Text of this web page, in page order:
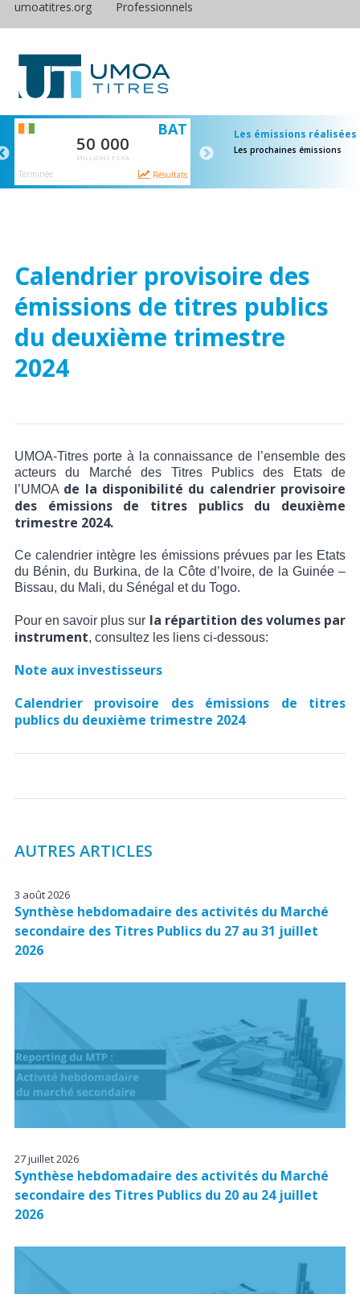
umoatitres.org Professionnels
BAT
50 000
MILLIONS F CFA
Terminée Résultats
65 000
Les émissions réalisées
Les prochaines émissions
Calendrier provisoire des
émissions de titres publics
du deuxième trimestre
2024
UMOA-Titres porte à la connaissance de l’ensemble des
acteurs du Marché des Titres Publics des Etats de
l’UMOA de la disponibilité du calendrier provisoire
des émissions de titres publics du deuxième
trimestre 2024.
Ce calendrier intègre les émissions prévues par les Etats
du Bénin, du Burkina, de la Côte d’Ivoire, de la Guinée –
Bissau, du Mali, du Sénégal et du Togo.
Pour en savoir plus sur la répartition des volumes par
instrument, consultez les liens ci-dessous:
Note aux investisseurs
Calendrier provisoire des émissions de titres
publics du deuxième trimestre 2024
AUTRES ARTICLES
3 août 2026
Synthèse hebdomadaire des activités du Marché
secondaire des Titres Publics du 27 au 31 juillet
2026
27 juillet 2026
Synthèse hebdomadaire des activités du Marché
secondaire des Titres Publics du 20 au 24 juillet
2026